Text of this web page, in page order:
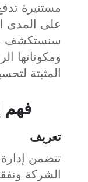
مستنيرة
على المدى
سنستكشف
ومكوناتها
المثبتة
فهم
تعريف
الشركة